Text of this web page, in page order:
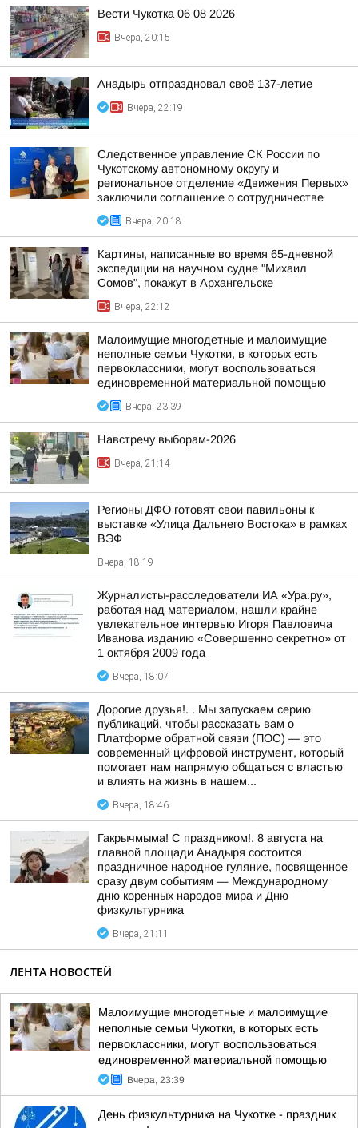
Вести Чукотка 06 08 2026
Вчера, 20:15
Анадырь отпраздновал своё 137-летие
Вчера, 22:19
Следственное управление СК России по
Чукотскому автономному округу и
региональное отделение «Движения Первых»
заключили соглашение о сотрудничестве
Вчера, 20:18
Картины, написанные во время 65-дневной
экспедиции на научном судне "Михаил
Сомов", покажут в Архангельске
Вчера, 22:12
Малоимущие многодетные и малоимущие
неполные семьи Чукотки, в которых есть
первоклассники, могут воспользоваться
единовременной материальной помощью
Вчера, 23:39
Навстречу выборам-2026
Вчера, 21:14
Регионы ДФО готовят свои павильоны к
выставке «Улица Дальнего Востока» в рамках
ВЭФ
Вчера, 18:19
Журналисты-расследователи ИА «Ура.ру»,
работая над материалом, нашли крайне
увлекательное интервью Игоря Павловича
Иванова изданию «Совершенно секретно» от
1 октября 2009 года
Вчера, 18:07
Дорогие друзья!. . Мы запускаем серию
публикаций, чтобы рассказать вам о
Платформе обратной связи (ПОС) — это
современный цифровой инструмент, который
помогает нам напрямую общаться с властью
и влиять на жизнь в нашем...
Вчера, 18:46
Гакрычмыма! С праздником!. 8 августа на
главной площади Анадыря состоится
праздничное народное гуляние, посвященное
сразу двум событиям — Международному
дню коренных народов мира и Дню
физкультурника
Вчера, 21:11
ЛЕНТА НОВОСТЕЙ
Малоимущие многодетные и малоимущие
неполные семьи Чукотки, в которых есть
первоклассники, могут воспользоваться
единовременной материальной помощью
Вчера, 23:39
День физкультурника на Чукотке - праздник